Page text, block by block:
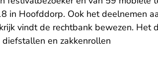
in Hoofddorp. Ook het deelnemen
vindt de rechtbank bewezen. Het
en zakkenrollen